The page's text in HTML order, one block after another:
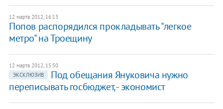
12 марта 2012, 16:13
Попов распорядился прокладывать "легкое
метро" на Троещину
12 марта 2012, 15:50
ЭКСКЛЮЗИВ
Под обещания Януковича нужно
переписывать госбюджет, - экономист